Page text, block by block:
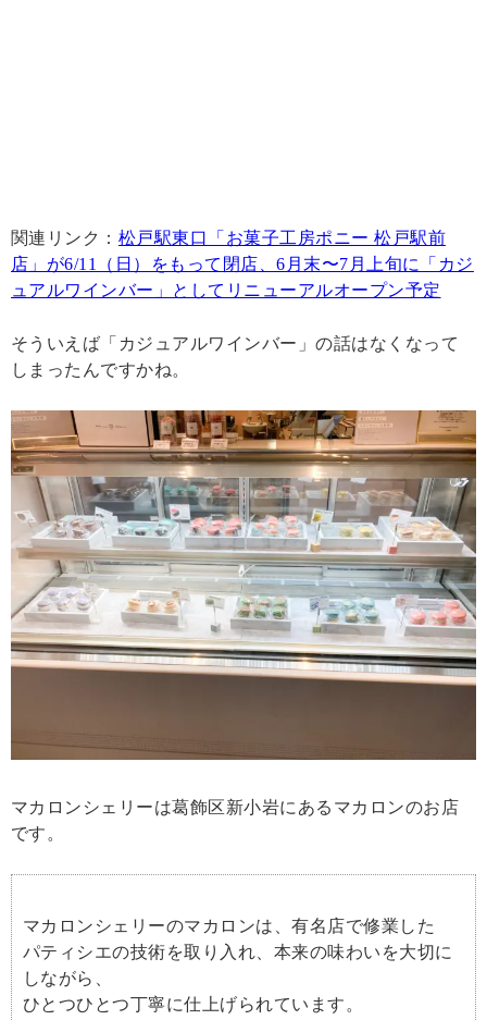
関連リンク： 松戸駅東口「お菓子工房ポニー 松戸駅前
店」が6/11（日）をもって閉店、6月末〜7月上旬に「カジ
ュアルワインバー」としてリニューアルオープン予定
そういえば「カジュアルワインバー」の話はなくなって
しまったんですかね。
マカロンシェリーは葛飾区新小岩にあるマカロンのお店
です。
マカロンシェリーのマカロンは、有名店で修業した
パティシエの技術を取り入れ、本来の味わいを大切に
しながら、
ひとつひとつ丁寧に仕上げられています。